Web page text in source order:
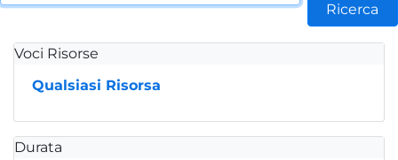
Ricerca
Voci Risorse
Qualsiasi Risorsa
Durata